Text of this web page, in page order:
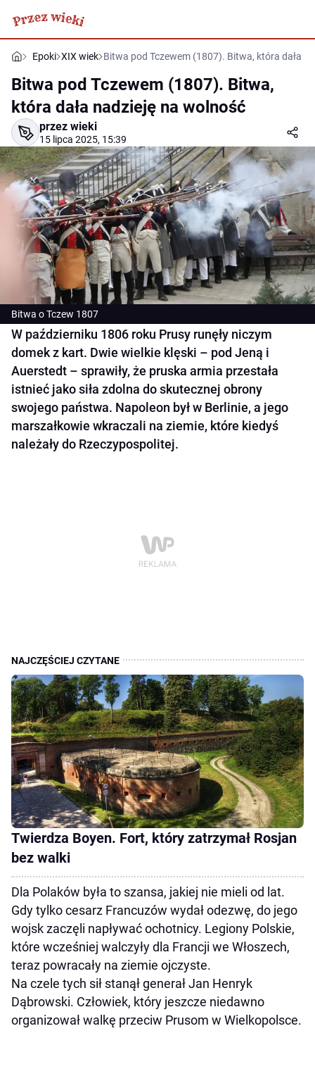
Epoki XIX wiek Bitwa pod Tczewem (1807). Bitwa, która dała
Bitwa pod Tczewem (1807). Bitwa,
która dała nadzieję na wolność
przez wieki
15 lipca 2025, 15:39
Bitwa o Tczew 1807
W październiku 1806 roku Prusy runęły niczym
domek z kart. Dwie wielkie klęski – pod Jeną i
Auerstedt – sprawiły, że pruska armia przestała
istnieć jako siła zdolna do skutecznej obrony
swojego państwa. Napoleon był w Berlinie, a jego
marszałkowie wkraczali na ziemie, które kiedyś
należały do Rzeczypospolitej.
Twierdza Boyen. Fort, który zatrzymał Rosjan
bez walki
Dla Polaków była to szansa, jakiej nie mieli od lat.
Gdy tylko cesarz Francuzów wydał odezwę, do jego
wojsk zaczęli napływać ochotnicy. Legiony Polskie,
które wcześniej walczyły dla Francji we Włoszech,
teraz powracały na ziemie ojczyste.
Na czele tych sił stanął generał Jan Henryk
Dąbrowski. Człowiek, który jeszcze niedawno
organizował walkę przeciw Prusom w Wielkopolsce.